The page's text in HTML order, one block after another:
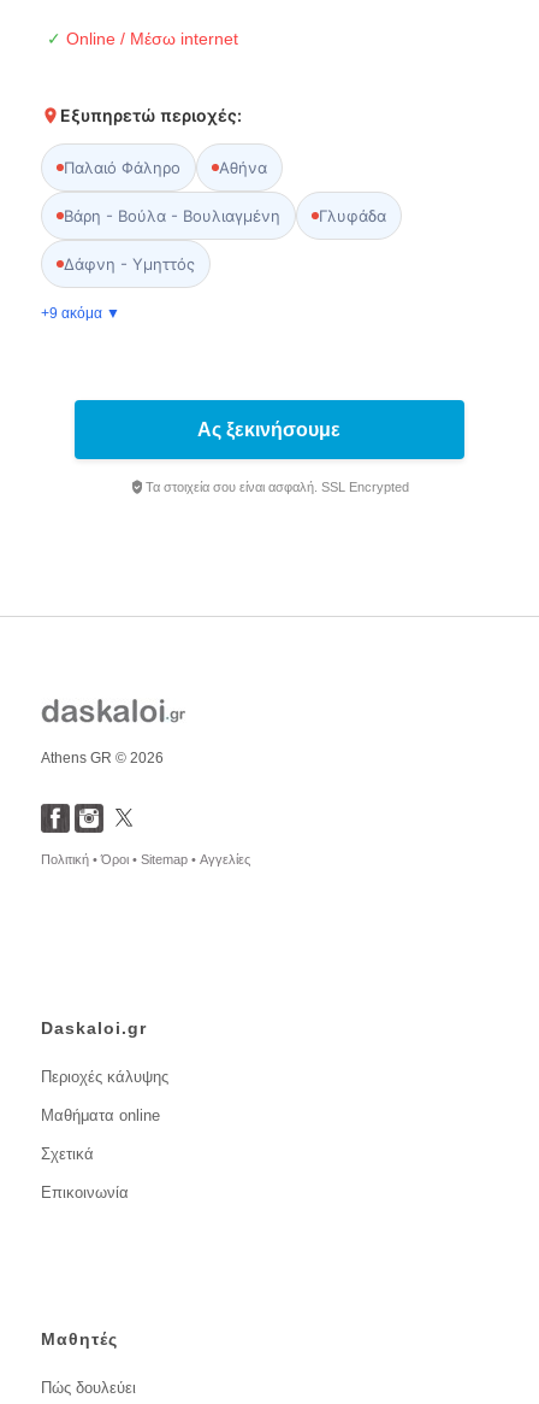
✓ Online / Μέσω internet
Εξυπηρετώ περιοχές:
Παλαιό Φάληρο Αθήνα
Βάρη - Βούλα - Βουλιαγμένη Γλυφάδα
Δάφνη - Υμηττός
+9 ακόμα ▼
Ας ξεκινήσουμε
Τα στοιχεία σου είναι ασφαλή. SSL Encrypted
Athens GR © 2026
Πολιτική •Όροι • Sitemap • Αγγελίες
Daskaloi.gr
Περιοχές κάλυψης
Μαθήματα online
Σχετικά
Επικοινωνία
Μαθητές
Πώς δουλεύει